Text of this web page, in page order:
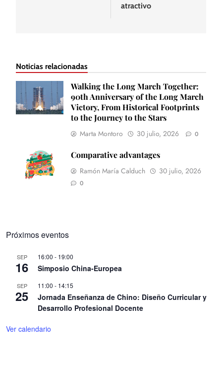
atractivo
Noticias relacionadas
Walking the Long March Together:
90th Anniversary of the Long March
Victory, From Historical Footprints
to the Journey to the Stars
Marta Montoro 30 julio, 2026 0
Comparative advantages
Ramón María Calduch 30 julio, 2026
0
Próximos eventos
SEP
16
16:00 - 19:00
Simposio China-Europea
SEP
25
11:00 - 14:15
Jornada Enseñanza de Chino: Diseño Curricular y
Desarrollo Profesional Docente
Ver calendario